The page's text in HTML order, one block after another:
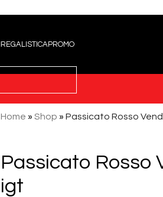
REGALISTICAPROMO
Home » Shop » Passicato Rosso
Passicato Rosso
igt